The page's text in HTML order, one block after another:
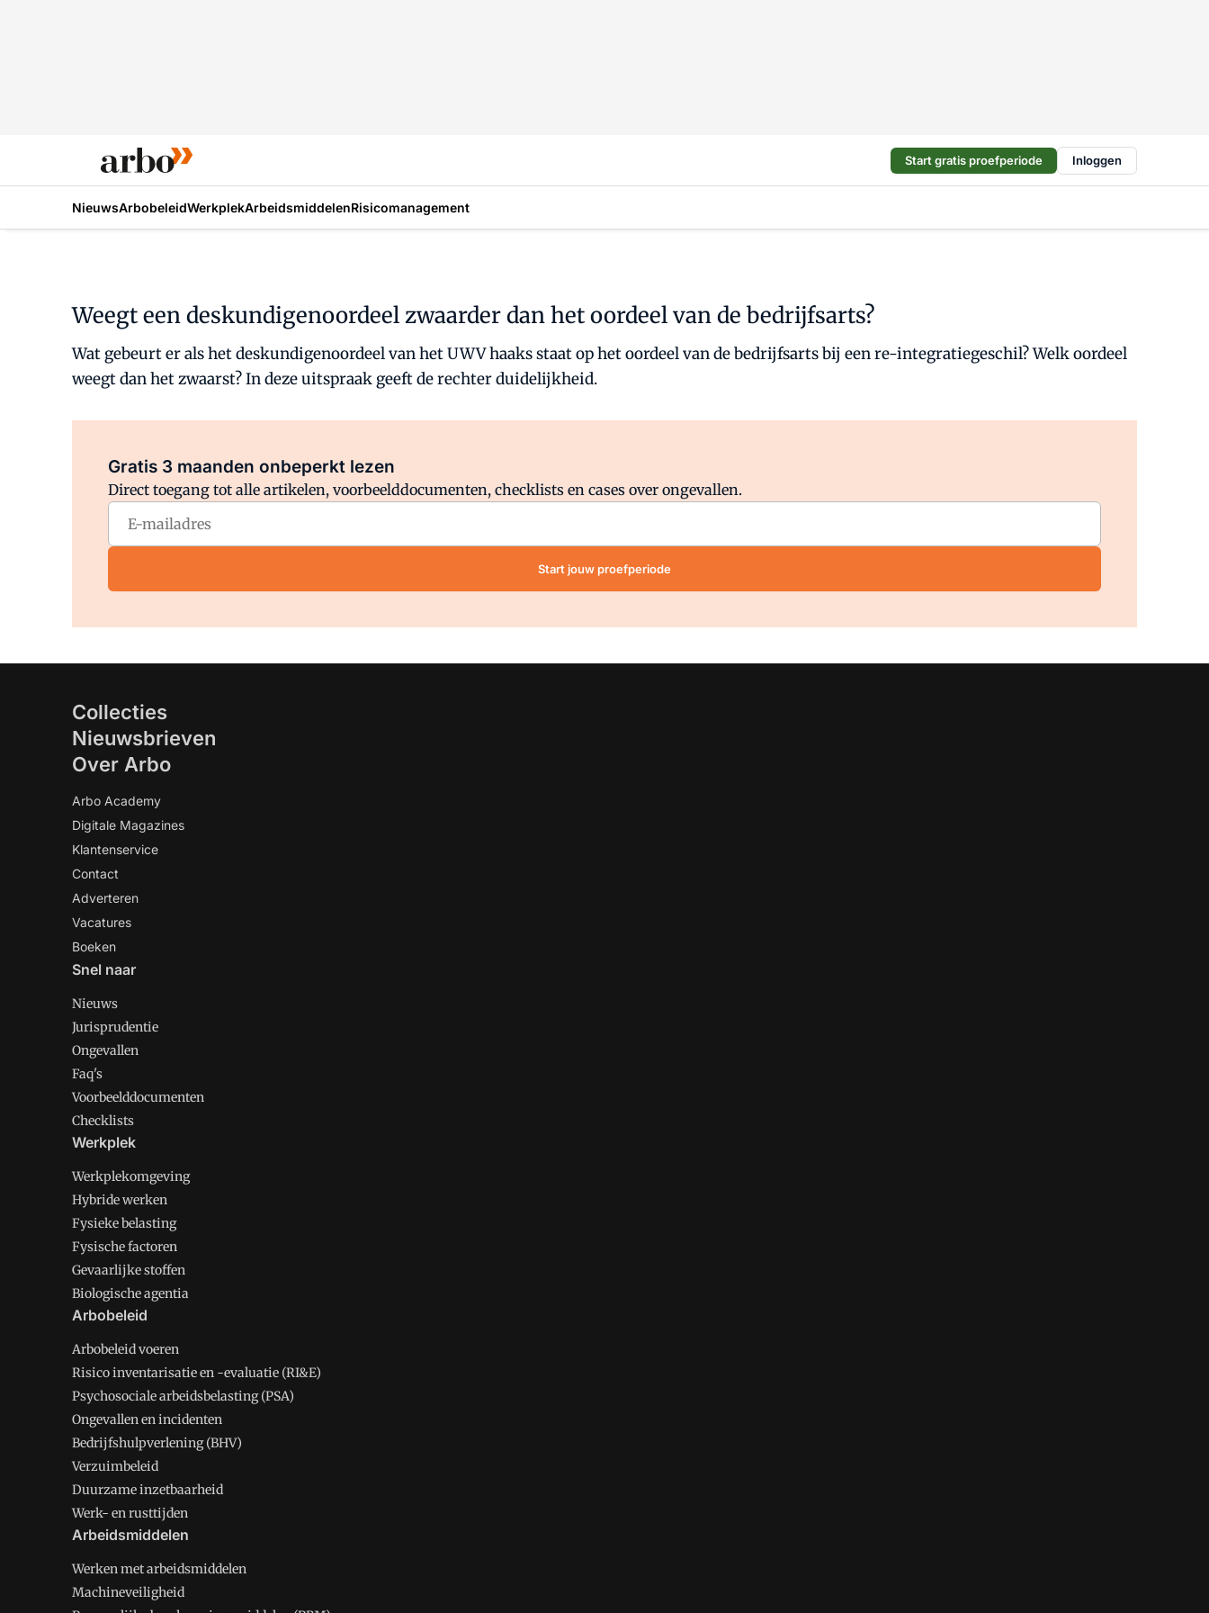
Start gratis proefperiode Inloggen
NieuwsArbobeleidWerkplekArbeidsmiddelenRisicomanagement
Weegt een deskundigenoordeel zwaarder dan het oordeel van de bedrijfsarts?
Wat gebeurt er als het deskundigenoordeel van het UWV haaks staat op het oordeel van de bedrijfsarts bij een re-integratiegeschil? Welk oordeel
weegt dan het zwaarst? In deze uitspraak geeft de rechter duidelijkheid.
Gratis 3 maanden onbeperkt lezen
Direct toegang tot alle artikelen, voorbeelddocumenten, checklists en cases over ongevallen.
Start jouw proefperiode
Collecties
Nieuwsbrieven
Over Arbo
Arbo Academy
Digitale Magazines
Klantenservice
Contact
Adverteren
Vacatures
Boeken
Snel naar
Nieuws
Jurisprudentie
Ongevallen
Faq's
Voorbeelddocumenten
Checklists
Werkplek
Werkplekomgeving
Hybride werken
Fysieke belasting
Fysische factoren
Gevaarlijke stoffen
Biologische agentia
Arbobeleid
Arbobeleid voeren
Risico inventarisatie en -evaluatie (RI&E)
Psychosociale arbeidsbelasting (PSA)
Ongevallen en incidenten
Bedrijfshulpverlening (BHV)
Verzuimbeleid
Duurzame inzetbaarheid
Werk- en rusttijden
Arbeidsmiddelen
Werken met arbeidsmiddelen
Machineveiligheid